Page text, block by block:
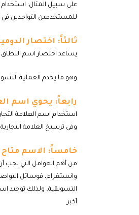
للمستخدمين التواجدين في
ثالثاً: اختصار
يساعد اختصار اسم
وهو ما يخدم العملية
رابعاً: يحوي اسم
استخدام اسم العلامة
وفي ترسيخ العلامة
خامساً: الاسم
من أهم العوامل التي يجب
وانستغرام، فوسائل
التسويقية، ولذلك توحيد
أكبر.